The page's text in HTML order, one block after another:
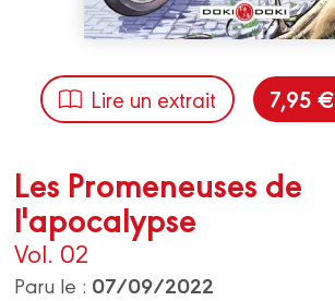
Lire un extrait 7,95 €
Les Promeneuses de
l'apocalypse
Vol. 02
Paru le : 07/09/2022